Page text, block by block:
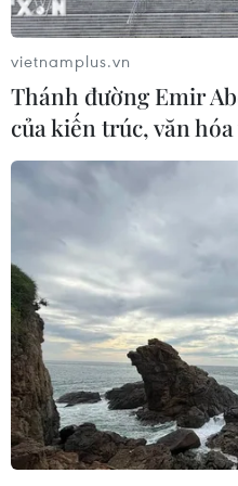
Quốc tế lên án vụ
vào cộng đồng
27/10/2018 23:31
Lãnh đạo các nước và
án vụ tấn công đẫm máu
nhằm vào cộng đồng
người thiệt mạng.
vietnamplus.vn
Thánh đường Emir
của kiến trúc, văn